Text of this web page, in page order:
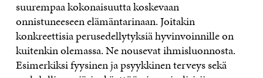
suurempaa kokonaisuutta koskevaan
onnistuneeseen elämäntarinaan. Joitakin
konkreettisia perusedellytyksiä hyvinvoinnille on
kuitenkin olemassa. Ne nousevat ihmisluonnosta.
Esimerkiksi fyysinen ja psyykkinen terveys sekä